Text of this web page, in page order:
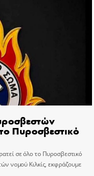
Πυροσβεστικό
σε όλο το Πυροσβεστικό
νομού Κιλκίς, εκφράζουμε